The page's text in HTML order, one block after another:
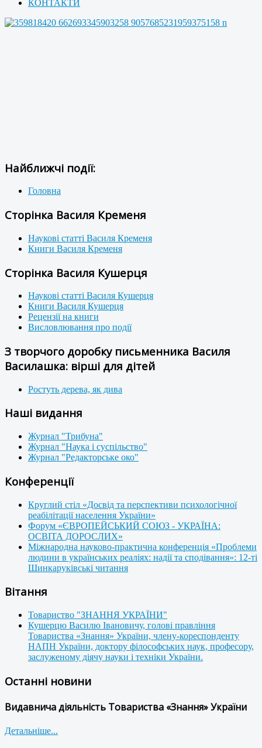
КОНТАКТИ
Найближчі події:
Головна
Сторінка Василя Кременя
Наукові статті Василя Кременя
Книги Василя Кременя
Сторінка Василя Кушерця
Наукові статті Василя Кушерця
Книги Василя Кушерця
Рецензії на книги
Висловлювання про події
З творчого доробку письменника Василя
Василашка: вірші для дітей
Ростуть дерева, як дива
Наші видання
Журнал "Трибуна"
Журнал "Наука і суспільство"
Журнал "Редакторське око"
Конференції
Круглий стіл «Досвід та перспективи психологічної
реабілітації населення України»
Форум «ЄВРОПЕЙСЬКИЙ СОЮЗ - УКРАЇНА:
ОСВІТА ДОРОСЛИХ»
Міжнародна науково-практична конференція «Проблеми
людини в українських реаліях: надії та сподівання»: 12-ті
Шинкаруківські читання
Вітання
Товариство "ЗНАННЯ УКРАЇНИ"
Кушерцю Василю Івановичу, голові правління
Товариства «Знання» України, члену-кореспонденту
НАПН України, доктору філософських наук, професору,
заслуженому діячу науки і техніки України.
Останні новини
Видавнича діяльність Товариства «Знання» України
Детальніше...